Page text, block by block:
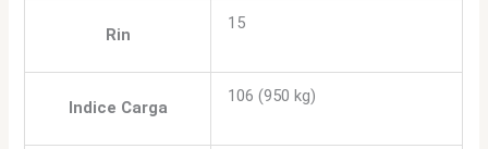
Rin
15
Indice Carga
106 (950 kg)